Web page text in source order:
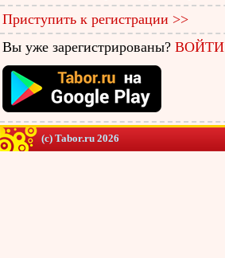
Приступить к регистрации >>
Вы уже зарегистрированы? ВОЙТИ
(c) Tabor.ru 2026